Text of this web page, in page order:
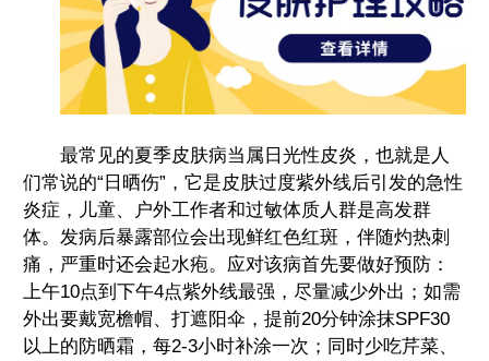
最常见的夏季皮肤病当属日光性皮炎，也就是人
们常说的“日晒伤”，它是皮肤过度紫外线后引发的急性
炎症，儿童、户外工作者和过敏体质人群是高发群
体。发病后暴露部位会出现鲜红色红斑，伴随灼热刺
痛，严重时还会起水疱。应对该病首先要做好预防：
上午10点到下午4点紫外线最强，尽量减少外出；如需
外出要戴宽檐帽、打遮阳伞，提前20分钟涂抹SPF30
以上的防晒霜，每2-3小时补涂一次；同时少吃芹菜、